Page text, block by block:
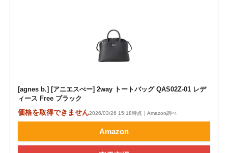
[agnes b.] [アニエスべー] 2way トートバッグ QAS02Z-01 レデ
ィース Free ブラック
価格を取得できません2026/03/26 15:18時点｜Amazon調べ
Amazon